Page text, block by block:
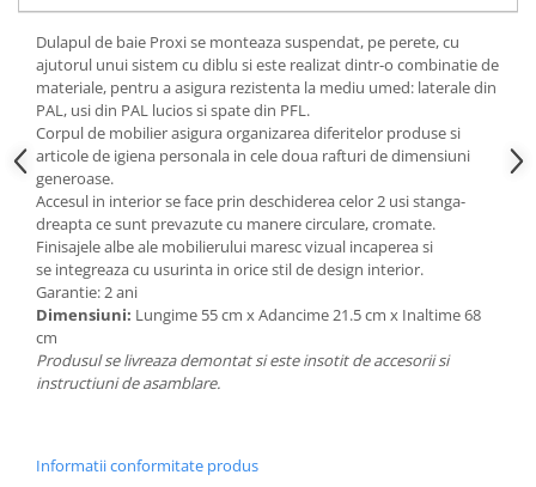
Mese gradinita
Scaune gradinita
Set mese si scaune gradinita
Mobilier copii
Mobila camera copii
Scaune birou pentru copii
Saltele patuturi copii
Paturi copii
Masa si scaune gradinita
Seturi comode living si dormitor
Dulapul de baie Proxise monteaza suspendat, pe perete, cu
ajutorul unui sistem cu diblu si este realizat dintr-o combinatie de
materiale, pentru a asigura rezistenta la mediu umed: laterale din
PAL, usi din PAL lucios si spate din PFL.
Corpul de mobilier asiguraorganizarea diferitelor produse si
articole de igiena personala in cele doua rafturi de dimensiuni
generoase.
Accesul in interior se face prin deschiderea celor 2 usi stanga-
dreapta ce sunt prevazute cu manere circulare, cromate.
Finisajele albe ale mobilierului maresc vizual incaperea si
se integreaza cu usurinta in orice stil de design interior.
Garantie: 2 ani
Dimensiuni: Lungime 55 cm x Adancime 21.5 cm x Inaltime 68
cm
Produsul se livreaza demontat si este insotit de accesorii si
instructiuni de asamblare.
Informatii conformitate produs